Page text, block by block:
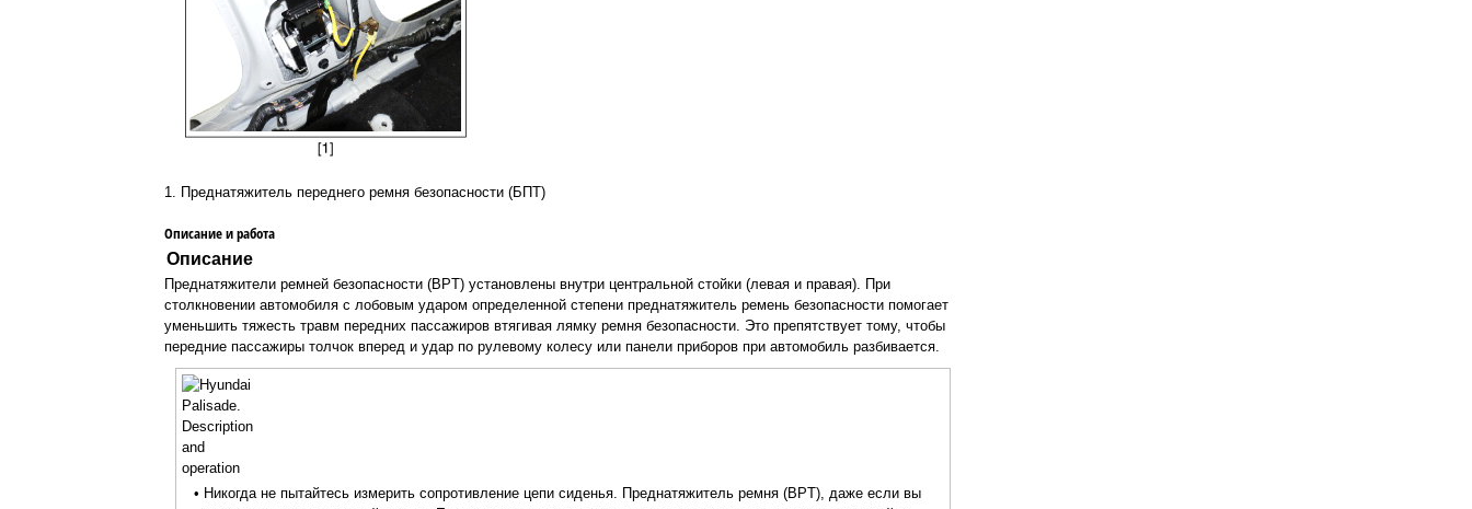
1. Преднатяжитель переднего ремня безопасности (БПТ)
Описание и работа
Описание
Преднатяжители ремней безопасности (BPT) установлены внутри центральной стойки (левая и правая). При
столкновении автомобиля с лобовым ударом определенной степени преднатяжитель ремень безопасности помогает
уменьшить тяжесть травм передних пассажиров втягивая лямку ремня безопасности. Это препятствует тому, чтобы
передние пассажиры толчок вперед и удар по рулевому колесу или панели приборов при автомобиль разбивается.
• Никогда не пытайтесь измерить сопротивление цепи сиденья. Преднатяжитель ремня (BPT), даже если вы